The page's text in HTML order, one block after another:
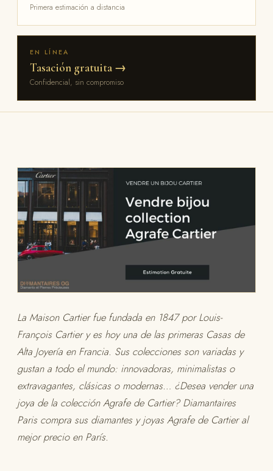
Primera estimación a distancia
EN LÍNEA
Tasación gratuita →
Confidencial, sin compromiso
La Maison Cartier fue fundada en 1847 por Louis-
François Cartier y es hoy una de las primeras Casas de
Alta Joyería en Francia. Sus colecciones son variadas y
gustan a todo el mundo: innovadoras, minimalistas o
extravagantes, clásicas o modernas… ¿Desea vender una
joya de la colección Agrafe de Cartier? Diamantaires
Paris compra sus diamantes y joyas Agrafe de Cartier al
mejor precio en París.